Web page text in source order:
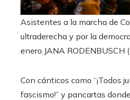
Asistentes a la marcha de
ultraderecha y por la
enero. JANA RODENBUSCH
Con cánticos como “¡Todos
fascismo!” y pancartas